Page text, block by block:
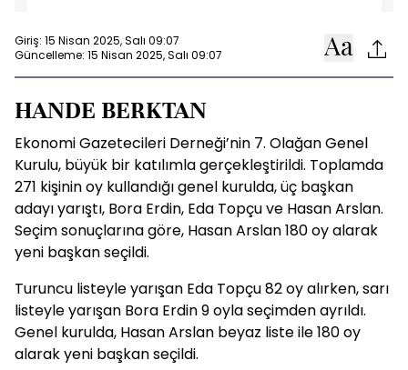
Giriş: 15 Nisan 2025, Salı 09:07
Güncelleme: 15 Nisan 2025, Salı 09:07
HANDE BERKTAN
Ekonomi Gazetecileri Derneği’nin 7. Olağan Genel
Kurulu, büyük bir katılımla gerçekleştirildi. Toplamda
271 kişinin oy kullandığı genel kurulda, üç başkan
adayı yarıştı, Bora Erdin, Eda Topçu ve Hasan Arslan.
Seçim sonuçlarına göre, Hasan Arslan 180 oy alarak
yeni başkan seçildi.
Turuncu listeyle yarışan Eda Topçu 82 oy alırken, sarı
listeyle yarışan Bora Erdin 9 oyla seçimden ayrıldı.
Genel kurulda, Hasan Arslan beyaz liste ile 180 oy
alarak yeni başkan seçildi.